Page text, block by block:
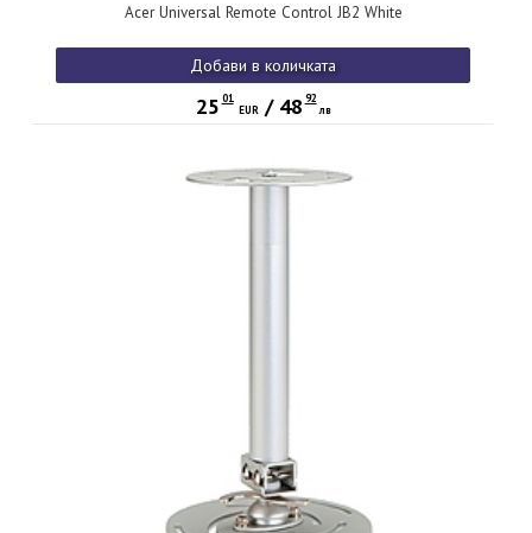
Acer Universal Remote Control JB2 White
Добави в количката
25 01
EUR/ 48 92
лв